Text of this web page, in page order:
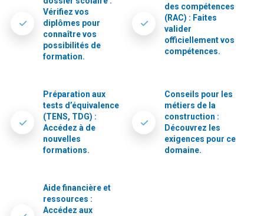
Vérifiez vos
diplômes pour
connaître vos
possibilités de
formation.
des compétences
(RAC) : Faites
valider
officiellement vos
compétences.
Préparation aux
tests d’équivalence
(TENS, TDG) :
Accédez à de
nouvelles
formations.
Conseils pour les
métiers de la
construction :
Découvrez les
exigences pour ce
domaine.
Aide financière et
ressources :
Accédez aux